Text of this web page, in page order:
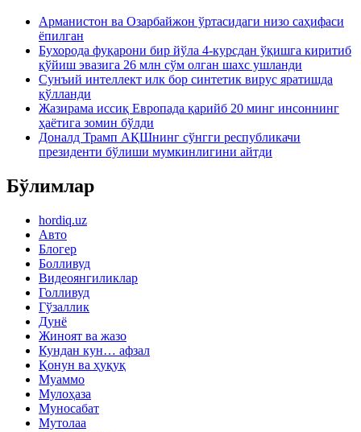
Арманистон ва Озарбайжон ўртасидаги низо саҳифаси
ёпилган
Бухорода фуқарони бир йўла 4-курсдан ўқишга киритиб
қўйиш эвазига 26 млн сўм олган шахс ушланди
Сунъий интеллект илк бор синтетик вирус яратишда
қўлланди
Жазирама иссиқ Европада қарийб 20 минг инсоннинг
ҳаётига зомин бўлди
Доналд Трамп АҚШнинг сўнгги республикачи
президенти бўлиши мумкинлигини айтди
Бўлимлар
hordiq.uz
Авто
Блогер
Болливуд
Видеоянгиликлар
Голливуд
Гўзаллик
Дунё
Жиноят ва жазо
Кундан кун… афзал
Қонун ва ҳуқуқ
Муаммо
Мулоҳаза
Муносабат
Мутолаа